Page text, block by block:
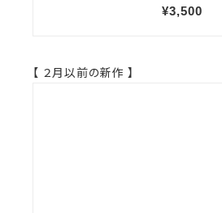
【 ２月以前の新作 】